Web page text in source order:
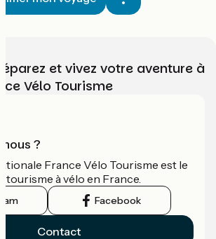
et vivez votre aventure à
Vélo Tourisme
nous ?
France Vélo Tourisme est le
tourisme à vélo en France.
Facebook
Contact